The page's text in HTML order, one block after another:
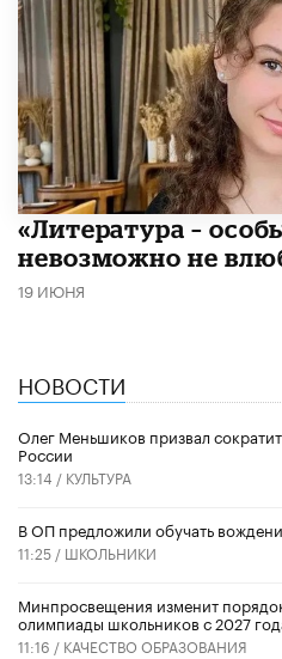
​«Литература –
невозможно не
19 ИЮНЯ
НОВОСТИ
Олег Меньшиков призвал
России
13:14 / КУЛЬТУРА
В ОП предложили обучать
11:25 / ШКОЛЬНИКИ
Минпросвещения изменит
олимпиады школьников с 2027
11:16 / КАЧЕСТВО ОБРАЗОВАНИЯ